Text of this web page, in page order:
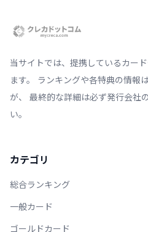
当サイトでは、提携しているカー
ます。 ランキングや各特典の情報
が、 最終的な詳細は必ず発行会社
い。
カテゴリ
総合ランキング
一般カード
ゴールドカード